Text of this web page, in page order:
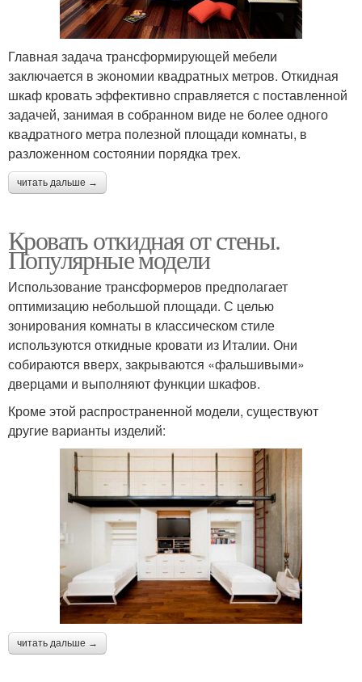
Главная задача трансформирующей мебели
заключается в экономии квадратных метров. Откидная
шкаф кровать эффективно справляется с поставленной
задачей, занимая в собранном виде не более одного
квадратного метра полезной площади комнаты, в
разложенном состоянии порядка трех.
читать дальше →
Кровать откидная от стены.
Популярные модели
Использование трансформеров предполагает
оптимизацию небольшой площади. С целью
зонирования комнаты в классическом стиле
используются откидные кровати из Италии. Они
собираются вверх, закрываются «фальшивыми»
дверцами и выполняют функции шкафов.
Кроме этой распространенной модели, существуют
другие варианты изделий:
читать дальше →